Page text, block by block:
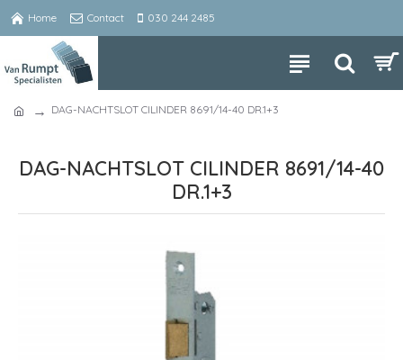
Home Contact 030 244 2485
DAG-NACHTSLOT CILINDER 8691/14-40 DR.1+3
DAG-NACHTSLOT CILINDER 8691/14-40
DR.1+3